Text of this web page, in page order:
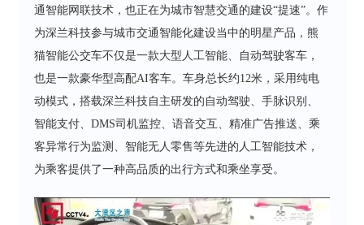
通智能网联技术，也正在为城市智慧交通的建设“提速”。作
为深兰科技参与城市交通智能化建设当中的明星产品，熊
猫智能公交车不仅是一款大型人工智能、自动驾驶客车，
也是一款豪华型高配AI客车。车身总长约12米，采用纯电
动模式，搭载深兰科技自主研发的自动驾驶、手脉识别、
智能支付、DMS司机监控、语音交互、精准广告推送、乘
客异常行为监测、智能无人零售等先进的人工智能技术，
为乘客提供了一种高品质的出行方式和乘坐享受。